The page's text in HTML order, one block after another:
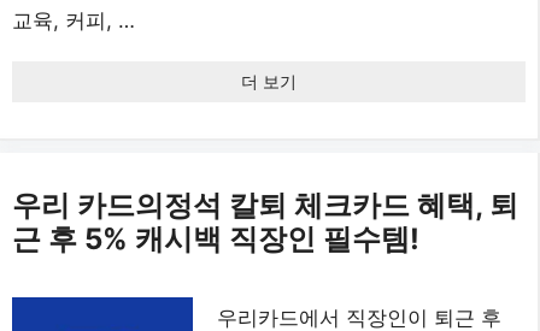
교육, 커피, …
더 보기
우리 카드의정석 칼퇴 체크카드 혜택, 퇴
근 후 5% 캐시백 직장인 필수템!
우리카드에서 직장인이 퇴근 후